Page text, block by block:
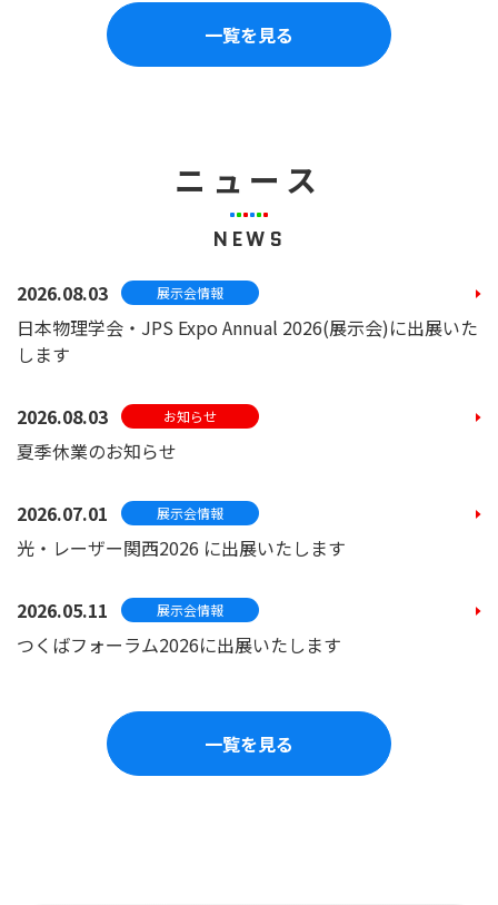
一覧を見る
ニュース
NEWS
2026.08.03 展示会情報
日本物理学会・JPS Expo Annual 2026(展示会)に出展いた
します
2026.08.03 お知らせ
夏季休業のお知らせ
2026.07.01 展示会情報
光・レーザー関西2026 に出展いたします
2026.05.11 展示会情報
つくばフォーラム2026に出展いたします
一覧を見る